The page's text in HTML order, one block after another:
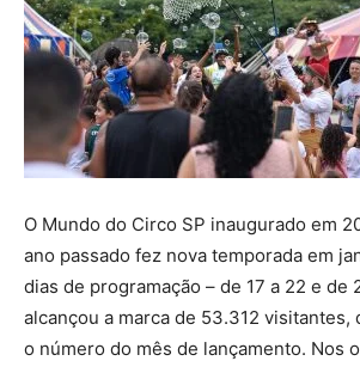
O Mundo do Circo SP inaugurado em
ano passado fez nova temporada em
dias de programação – de 17 a 22 e de
alcançou a marca de 53.312 visitantes,
o número do mês de lançamento. Nos